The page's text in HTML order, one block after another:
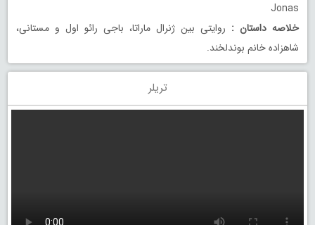
Jonas
خلاصه داستان : روایتی بین ژنرال ماراتا، باجی رائو اول و مستانی،
شاهزاده خانم بوندلخند.
تریلر